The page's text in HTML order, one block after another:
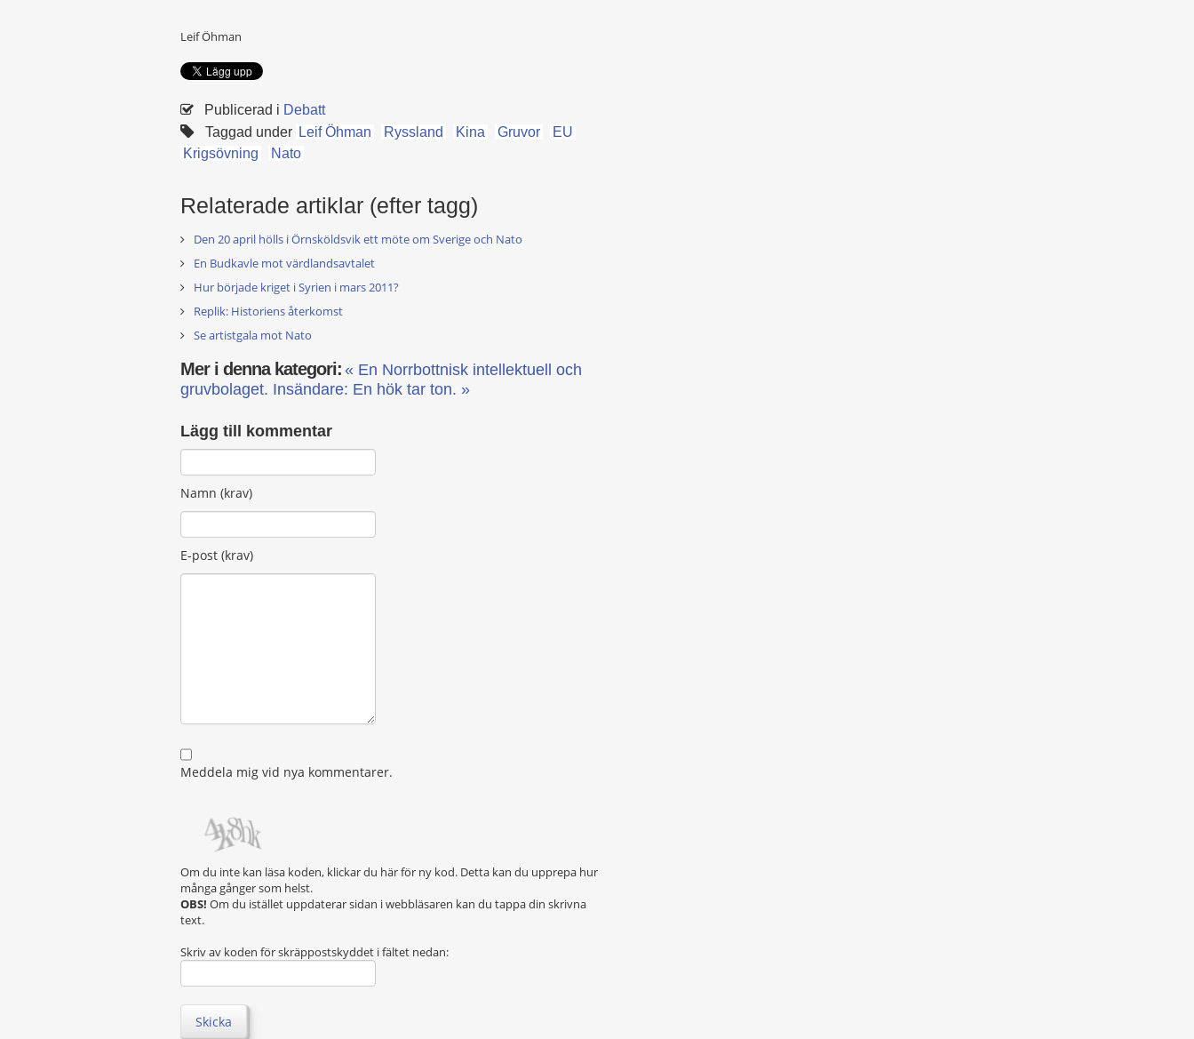
Leif Öhman
Publicerad i Debatt
Taggad under Leif Öhman Ryssland Kina Gruvor
EU
Krigsövning
Nato
Relaterade artiklar (efter tagg)
Den 20 april hölls i Örnsköldsvik ett möte om Sverige och Nato
En Budkavle mot värdlandsavtalet
Hur började kriget i Syrien i mars 2011?
Replik: Historiens återkomst
Se artistgala mot Nato
Mer i denna kategori: « En Norrbottnisk intellektuell och
gruvbolaget. Insändare: En hök tar ton. »
Lägg till kommentar
Namn (krav)
E-post (krav)
Meddela mig vid nya kommentarer.
Om du inte kan läsa koden, klickar du här för ny kod. Detta kan du upprepa hur
många gånger som helst.
OBS! Om du istället uppdaterar sidan i webbläsaren kan du tappa din skrivna
text.
Skriv av koden för skräppostskyddet i fältet nedan:
Skicka